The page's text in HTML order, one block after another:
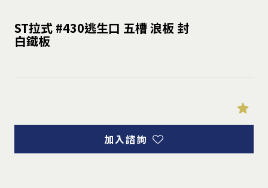
ST拉式 #430逃生口 五槽 浪板 封
白鐵板
加入諮詢